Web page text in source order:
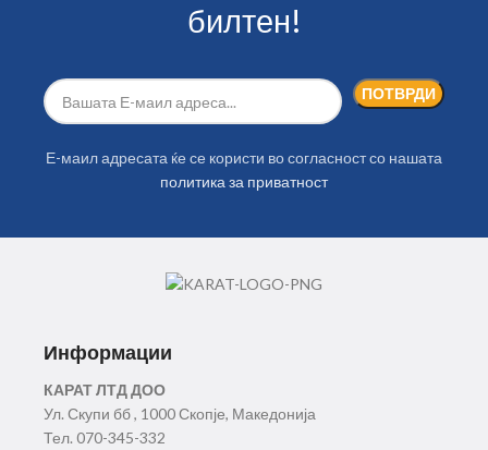
билтен!
Е-маил адресата ќе се користи во согласност со нашата
политика за приватност
Информации
КАРАТ ЛТД ДОО
Ул. Скупи бб , 1000 Скопје, Македонија
Тел. 070-345-332